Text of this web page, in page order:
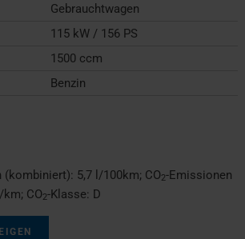
Gebrauchtwagen
115 kW / 156 PS
1500 ccm
Benzin
(kombiniert): 5,7 l/100km; CO2-Emissionen
km; CO2-Klasse: D